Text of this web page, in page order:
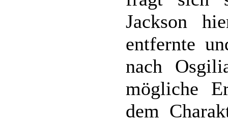
Jackson
entfernte
nach
mögliche
dem